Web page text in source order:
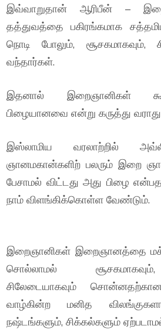
இவ்வாறுதான் ஆரிபீன் –
தத்துவத்தை பகிரங்கமாக
நொடி போலும், சூசகமாகவும்,
வந்தார்கள்.
இதனால் இறைஞானிகள்
பிழையானவை என்று கருத்து
இஸ்லாமிய வரலாற்றில்
ஞானமகான்களிற் பலரும் இறை
பேசாமல் விட்டது அது பிழை
நாம் விளங்கிக்கொள்ள வேண்டும்.
இறைஞானிகள் இறைஞானத்தை
சொல்லாமல்
சிலேடையாகவும்
வாழ்கின்ற மனித
நஷ்டங்களும், சிக்கல்களும்